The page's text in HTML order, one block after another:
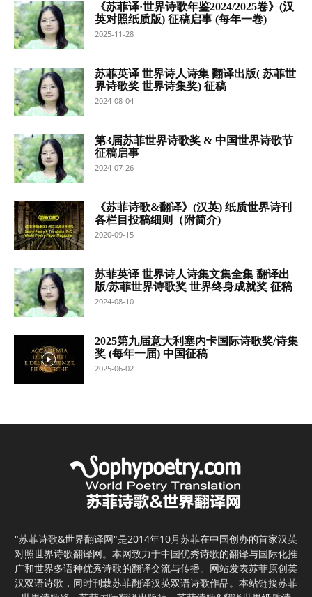
《苏菲译·世界诗歌年鉴2024/2025卷》(汉
英对照纸质版) 征稿启事 (每年一卷)
2025-11-28
苏菲英译 世界诗人诗集 翻译出版( 苏菲世
界诗歌奖 世界诗集奖) 征稿
2024-08-04
第3届苏菲世界诗歌奖 & 中国世界诗歌节
征稿启事
2024-07-26
《苏菲诗歌&翻译》(汉英) 纸质世界诗刊
各栏目投稿细则（附简介)
2020-09-15
苏菲英译 世界诗人诗集文集全集 翻译出
版/苏菲世界诗歌奖 世界终身成就奖 征稿
2024-08-10
2025第九届意大利塞内卡国际诗歌奖/诗集
奖 (每年一届) 中国征稿
2025-06-02
"苏菲诗歌&世界翻译网"是2014年10月苏菲在中国创办的首家汉英
对照世界诗歌翻译网。本网致力于中国优秀诗歌的翻译与国际化推
广和世界多语种优秀诗歌的翻译交流与传播。网站发表苏菲原创英
汉双语诗歌，同时刊载苏菲翻译汉英双语诗歌作品。本站链接苏菲